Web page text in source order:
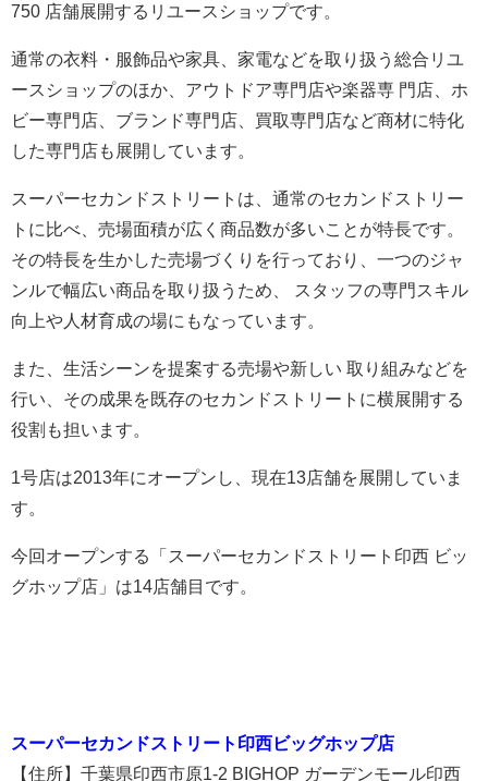
750 店舗展開するリユースショップです。
通常の衣料・服飾品や家具、家電などを取り扱う総合リユ
ースショップのほか、アウトドア専門店や楽器専 門店、ホ
ビー専門店、ブランド専門店、買取専門店など商材に特化
した専門店も展開しています。
スーパーセカンドストリートは、通常のセカンドストリー
トに比べ、売場面積が広く商品数が多いことが特長です。
その特長を生かした売場づくりを行っており、一つのジャ
ンルで幅広い商品を取り扱うため、 スタッフの専門スキル
向上や人材育成の場にもなっています。
また、生活シーンを提案する売場や新しい 取り組みなどを
行い、その成果を既存のセカンドストリートに横展開する
役割も担います。
1号店は2013年にオープンし、現在13店舗を展開していま
す。
今回オープンする「スーパーセカンドストリート印西 ビッ
グホップ店」は14店舗目です。
スーパーセカンドストリート印西ビッグホップ店
【住所】千葉県印西市原1-2 BIGHOP ガーデンモール印西